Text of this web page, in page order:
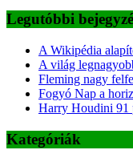
Legutóbbi
A Wikipédia
A világ
Fleming nagy
Fogyó Nap a
Harry Houdini 91
Kategóriák